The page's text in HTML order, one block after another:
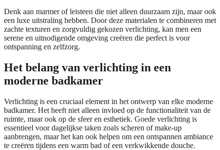
Denk aan marmer of leisteen die niet alleen duurzaam zijn, maar ook
een luxe uitstraling hebben. Door deze materialen te combineren met
zachte texturen en zorgvuldig gekozen verlichting, kan men een
serene en uitnodigende omgeving creëren die perfect is voor
ontspanning en zelfzorg.
Het belang van verlichting in een
moderne badkamer
Verlichting is een cruciaal element in het ontwerp van elke moderne
badkamer. Het heeft niet alleen invloed op de functionaliteit van de
ruimte, maar ook op de sfeer en esthetiek. Goede verlichting is
essentieel voor dagelijkse taken zoals scheren of make-up
aanbrengen, maar het kan ook helpen om een ontspannen ambiance
te creëren tijdens een warm bad of een verkwikkende douche.